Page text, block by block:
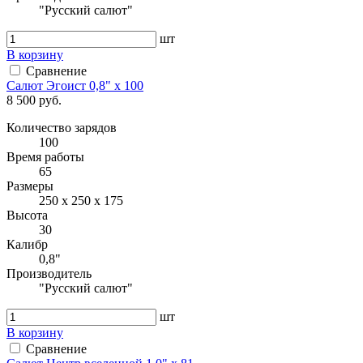
"Русский салют"
шт
В корзину
Сравнение
Салют Эгоист 0,8" x 100
8 500 руб.
Количество зарядов
100
Время работы
65
Размеры
250 х 250 х 175
Высота
30
Калибр
0,8"
Производитель
"Русский салют"
шт
В корзину
Сравнение